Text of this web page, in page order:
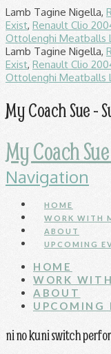
Lamb Tagine Nigella,
Exist, Renault Clio
Ottolenghi Meatballs
Lamb Tagine Nigella,
Exist, Renault Clio
Ottolenghi Meatballs
My Coach Sue -
My Coach
Navigation
HOME
WORK WITH
ABOUT
UPCOMING
HOME
WORK
ABOUT
UPCOMING
ni no kuni switch